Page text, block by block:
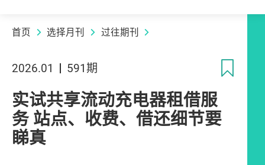
首页 选择月刊 过往期刊
2026.01 591期
实试共享流动充电器租借服
务 站点、收费、借还细节要
睇真